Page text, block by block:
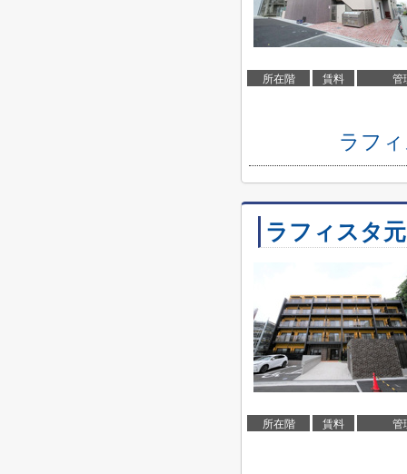
所在階 賃料 管
ラフ
ラフィスタ
所在階 賃料 管